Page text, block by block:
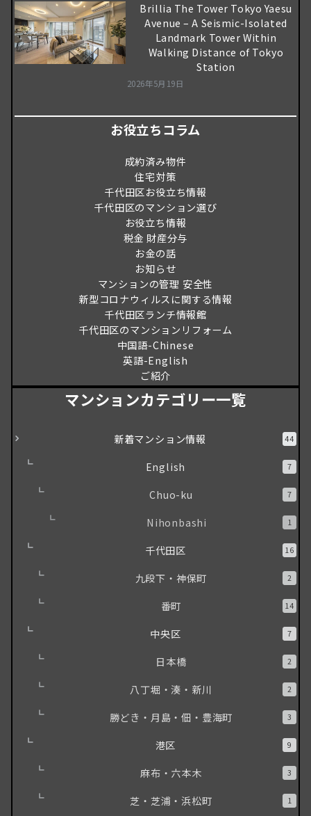
Brillia The Tower Tokyo Yaesu
Avenue – A Seismic-Isolated
Landmark Tower Within
Walking Distance of Tokyo
Station
2026年5月19日
お役立ちコラム
成約済み物件
住宅対策
千代田区お役立ち情報
千代田区のマンション選び
お役立ち情報
税金 財産分与
お金の話
お知らせ
マンションの管理 安全性
新型コロナウィルスに関する情報
千代田区ランチ情報館
千代田区のマンションリフォーム
中国語-Chinese
英語-English
ご紹介
マンションカテゴリー一覧
新着マンション情報 44
English 7
Chuo-ku 7
Nihonbashi 1
千代田区 16
九段下・神保町 2
番町 14
中央区 7
日本橋 2
八丁堀・湊・新川 2
勝どき・月島・佃・豊海町 3
港区 9
麻布・六本木 3
芝・芝浦・浜松町 1